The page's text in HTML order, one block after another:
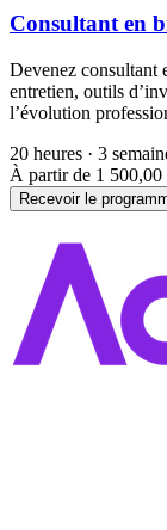
Consultant en
Devenez consultant
entretien, outils
l’évolution
20 heures · 3
À partir de 1 500,00
Recevoir le